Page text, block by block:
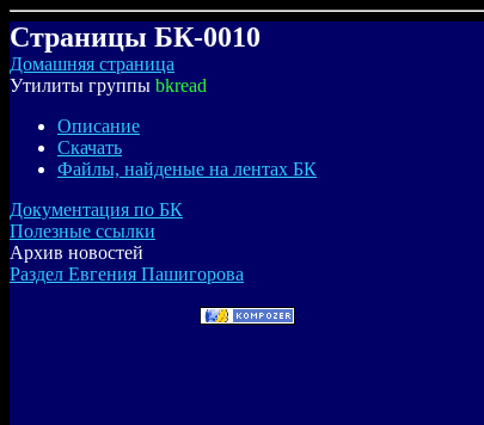
Страницы БК-0010
Домашняя страница
Утилиты группы bkread
Описание
Скачать
Файлы, найденые на лентах БК
Документация по БК
Полезные ссылки
Архив новостей
Раздел Евгения Пашигорова